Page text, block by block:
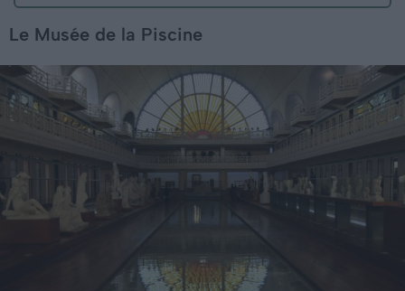
Le Musée de la Piscine